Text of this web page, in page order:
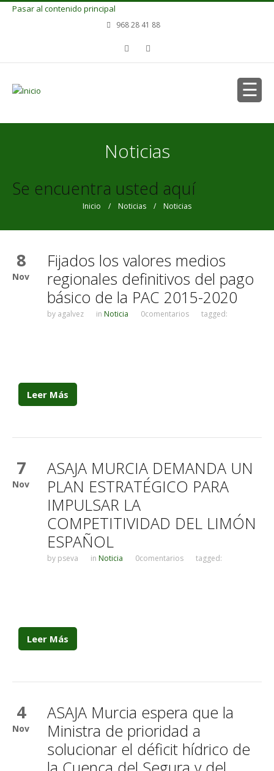
Pasar al contenido principal
968 28 41 88
Noticias
Se encuentra usted aquí
Inicio / Noticias / Noticias
8
Nov
Fijados los valores medios
regionales definitivos del pago
básico de la PAC 2015-2020
by agalvez in Noticia 0comentarios tagged:
Leer Más
7
Nov
ASAJA MURCIA DEMANDA UN
PLAN ESTRATÉGICO PARA
IMPULSAR LA
COMPETITIVIDAD DEL LIMÓN
ESPAÑOL
by pseva in Noticia 0comentarios tagged:
Leer Más
4
Nov
ASAJA Murcia espera que la
Ministra de prioridad a
solucionar el déficit hídrico de